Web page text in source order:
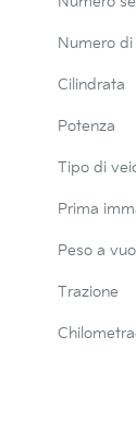
Numero
Cilindrata
Potenza
Tipo di
Prima
Peso a
Trazione